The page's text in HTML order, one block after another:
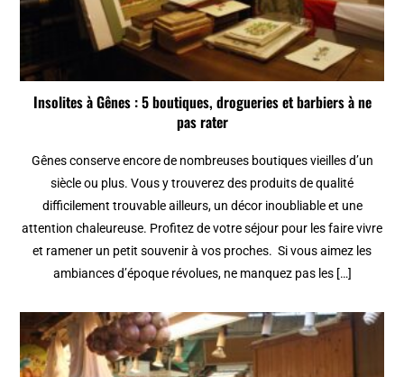
Insolites à Gênes : 5 boutiques, drogueries et barbiers à ne
pas rater
Gênes conserve encore de nombreuses boutiques vieilles d’un
siècle ou plus. Vous y trouverez des produits de qualité
difficilement trouvable ailleurs, un décor inoubliable et une
attention chaleureuse. Profitez de votre séjour pour les faire vivre
et ramener un petit souvenir à vos proches. Si vous aimez les
ambiances d’époque révolues, ne manquez pas les […]